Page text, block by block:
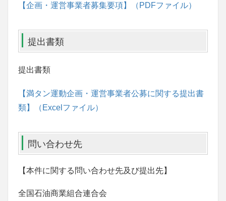
【企画・運営事業者募集要項】（PDFファイル）
提出書類
提出書類
【満タン運動企画・運営事業者公募に関する提出書
類】（Excelファイル）
問い合わせ先
【本件に関する問い合わせ先及び提出先】
全国石油商業組合連合会